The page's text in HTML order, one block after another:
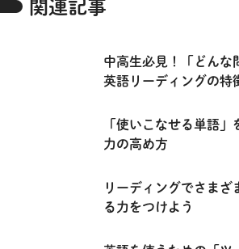
関連記事
中高生必見！「どんな
英語リーディングの特
「使いこなせる単語
力の高め方
リーディングでさまざ
る力をつけよう